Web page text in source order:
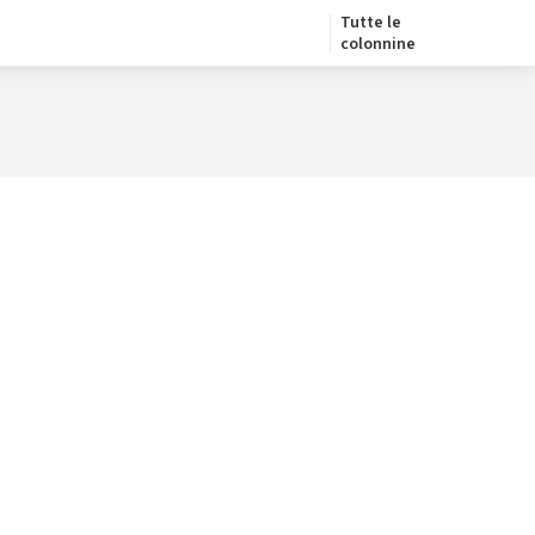
Tutte le
colonnine